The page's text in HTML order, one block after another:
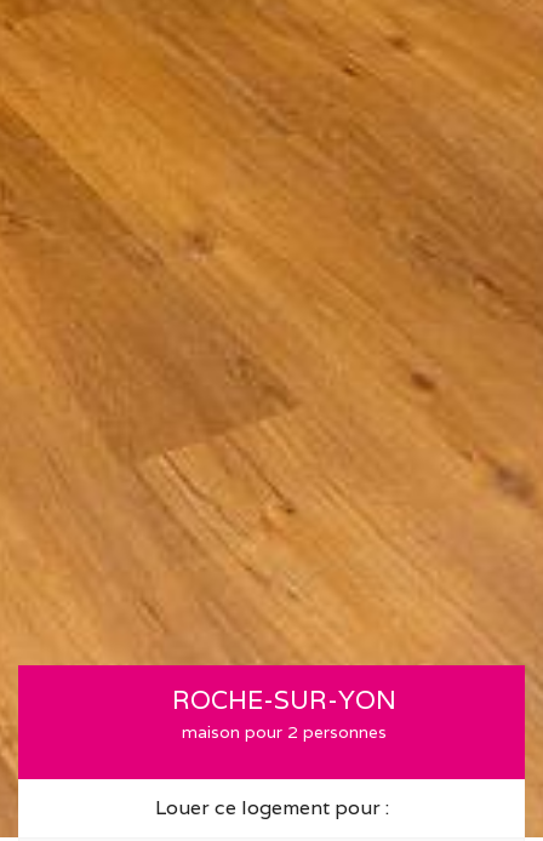
ROCHE-SUR-YON
maison pour 2 personnes
Louer ce logement pour :